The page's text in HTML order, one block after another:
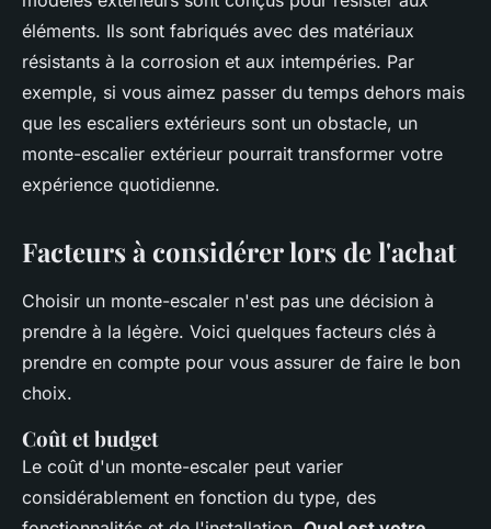
éléments. Ils sont fabriqués avec des matériaux
résistants à la corrosion et aux intempéries. Par
exemple, si vous aimez passer du temps dehors mais
que les escaliers extérieurs sont un obstacle, un
monte-escalier extérieur pourrait transformer votre
expérience quotidienne.
Facteurs à considérer lors de l'achat
Choisir un monte-escaler n'est pas une décision à
prendre à la légère. Voici quelques facteurs clés à
prendre en compte pour vous assurer de faire le bon
choix.
Coût et budget
Le coût d'un monte-escaler peut varier
considérablement en fonction du type, des